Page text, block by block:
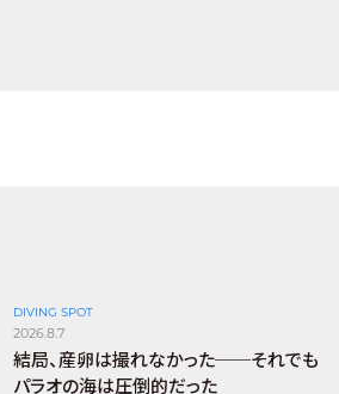
DIVING SPOT
2026.8.7
結局、産卵は撮れなかった──それでも
パラオの海は圧倒的だった